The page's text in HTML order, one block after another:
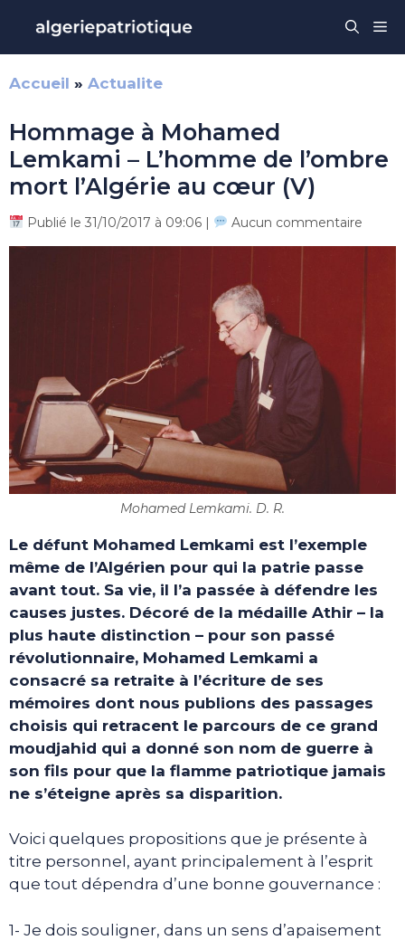
contenu
Accueil » Actualite
Hommage à Mohamed
Lemkami – L’homme de l’ombre
mort l’Algérie au cœur (V)
Publié le 31/10/2017 à 09:06 | Aucun commentaire
Mohamed Lemkami. D. R.
Le défunt Mohamed Lemkami est l’exemple
même de l’Algérien pour qui la patrie passe
avant tout. Sa vie, il l’a passée à défendre les
causes justes. Décoré de la médaille Athir – la
plus haute distinction – pour son passé
révolutionnaire, Mohamed Lemkami a
consacré sa retraite à l’écriture de ses
mémoires dont nous publions des passages
choisis qui retracent le parcours de ce grand
moudjahid qui a donné son nom de guerre à
son fils pour que la flamme patriotique jamais
ne s’éteigne après sa disparition.
Voici quelques propositions que je présente à
titre personnel, ayant principalement à l’esprit
que tout dépendra d’une bonne gouvernance :
1- Je dois souligner, dans un sens d’apaisement